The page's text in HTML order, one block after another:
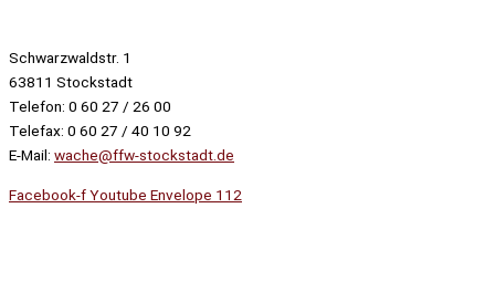
Schwarzwaldstr. 1
63811 Stockstadt
Telefon: 0 60 27 / 26 00
Telefax: 0 60 27 / 40 10 92
E-Mail: wache@ffw-stockstadt.de
Facebook-fYoutube Envelope 112